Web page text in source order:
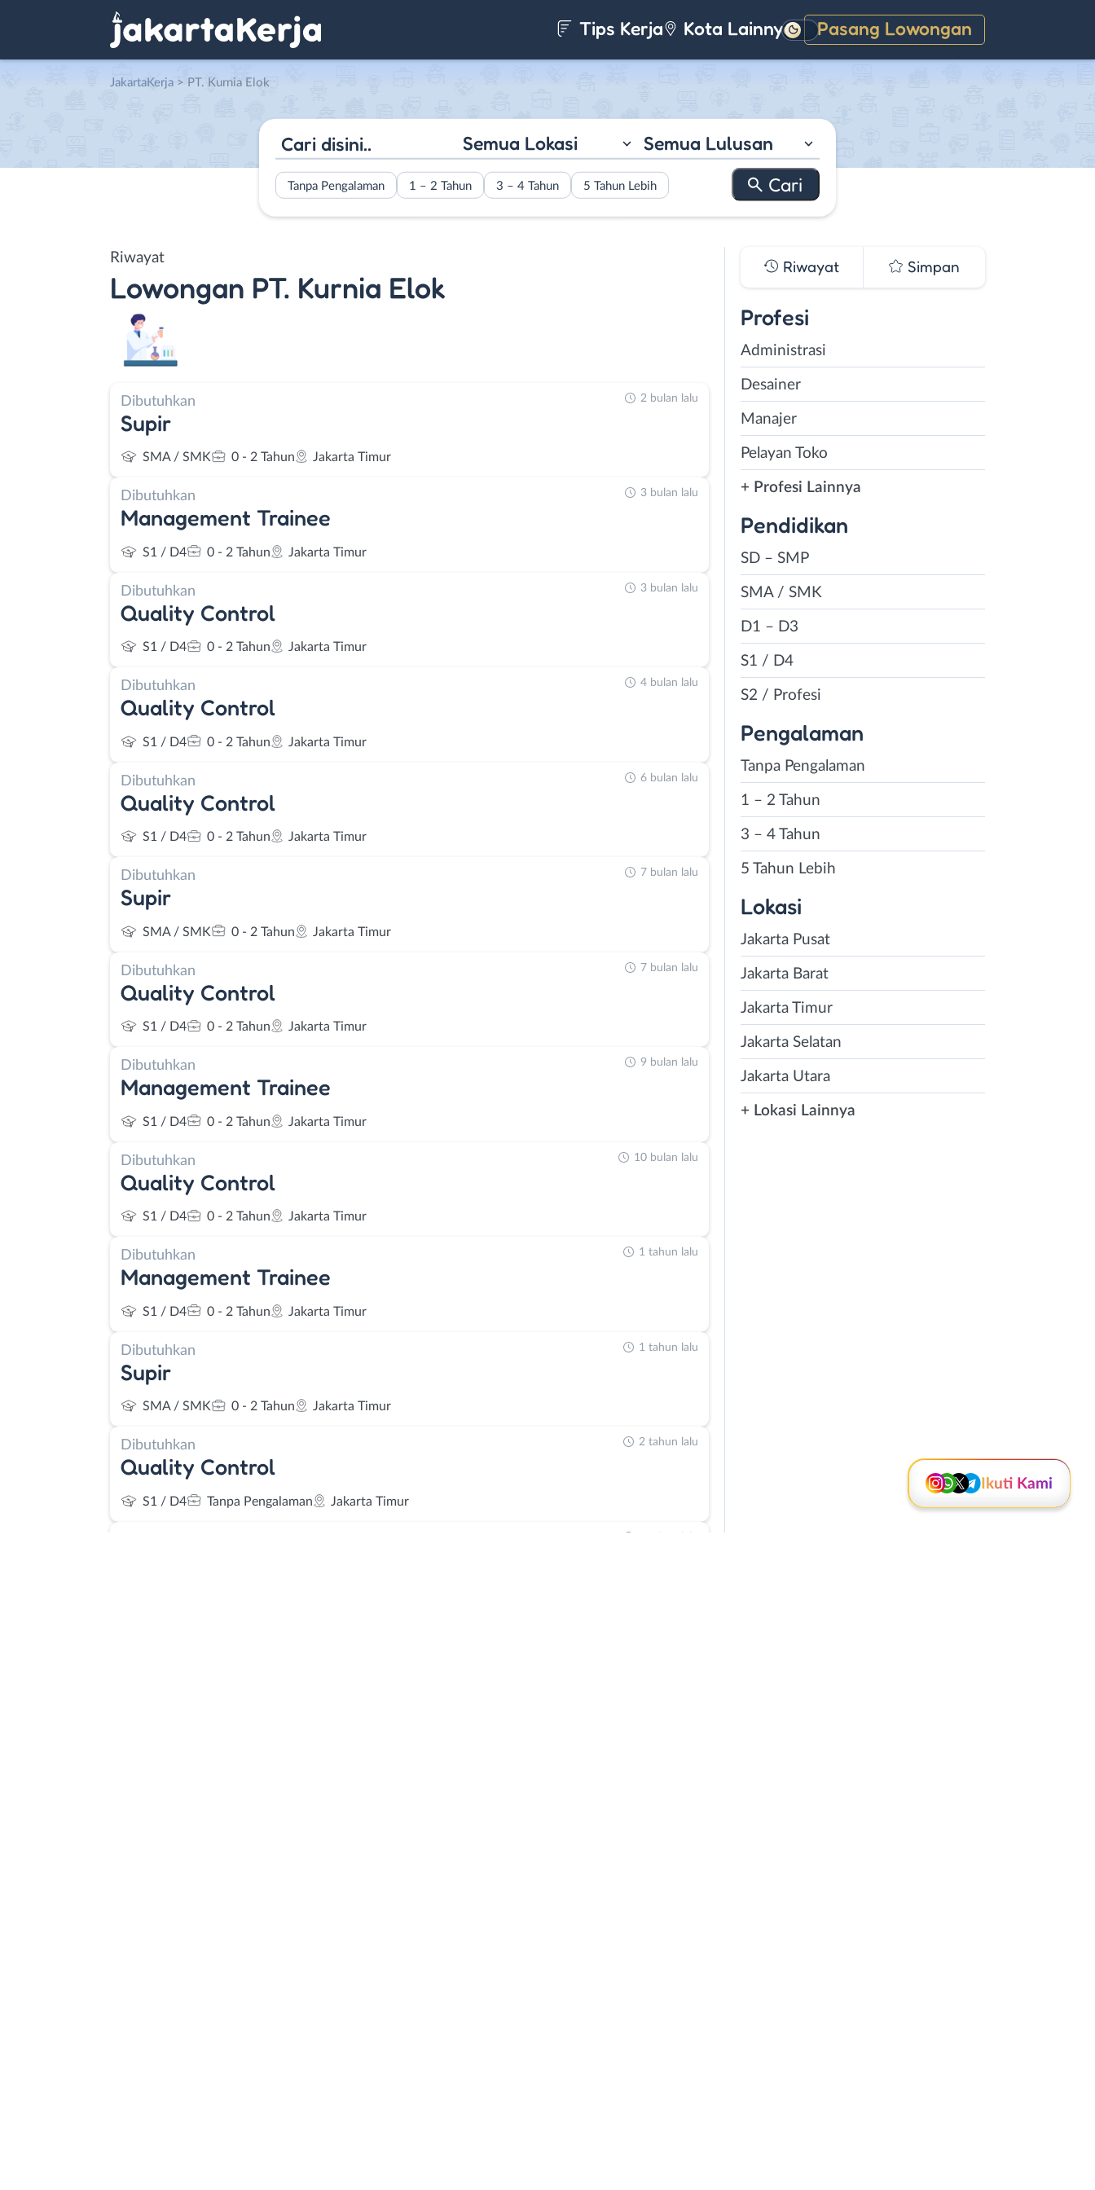
Tips Kerja Kota Lainnya Pasang Lowongan
Gelap
JakartaKerja > PT. Kurnia Elok
Semua Lokasi Semua Lulusan
Tanpa Pengalaman 1 – 2 Tahun 3 – 4 Tahun 5 Tahun Lebih
Riwayat
Lowongan PT. Kurnia Elok
Dibutuhkan
Supir
SMA / SMK 0 - 2 Tahun Jakarta Timur
2 bulan lalu
Dibutuhkan
Management Trainee
S1 / D4 0 - 2 Tahun Jakarta Timur
3 bulan lalu
Dibutuhkan
Quality Control
S1 / D4 0 - 2 Tahun Jakarta Timur
3 bulan lalu
Dibutuhkan
Quality Control
S1 / D4 0 - 2 Tahun Jakarta Timur
4 bulan lalu
Dibutuhkan
Quality Control
S1 / D4 0 - 2 Tahun Jakarta Timur
6 bulan lalu
Dibutuhkan
Supir
SMA / SMK 0 - 2 Tahun Jakarta Timur
7 bulan lalu
Dibutuhkan
Quality Control
S1 / D4 0 - 2 Tahun Jakarta Timur
7 bulan lalu
Dibutuhkan
Management Trainee
S1 / D4 0 - 2 Tahun Jakarta Timur
9 bulan lalu
Dibutuhkan
Quality Control
S1 / D4 0 - 2 Tahun Jakarta Timur
10 bulan lalu
Dibutuhkan
Management Trainee
S1 / D4 0 - 2 Tahun Jakarta Timur
1 tahun lalu
Dibutuhkan
Supir
SMA / SMK 0 - 2 Tahun Jakarta Timur
1 tahun lalu
Dibutuhkan
Quality Control
S1 / D4 Tanpa Pengalaman Jakarta Timur
2 tahun lalu
Riwayat Simpan
Profesi
Administrasi
Desainer
Manajer
Pelayan Toko
+ Profesi Lainnya
Pendidikan
SD – SMP
SMA / SMK
D1 – D3
S1 / D4
S2 / Profesi
Pengalaman
Tanpa Pengalaman
1 – 2 Tahun
3 – 4 Tahun
5 Tahun Lebih
Lokasi
Jakarta Pusat
Jakarta Barat
Jakarta Timur
Jakarta Selatan
Jakarta Utara
+ Lokasi Lainnya
Ikuti Kami